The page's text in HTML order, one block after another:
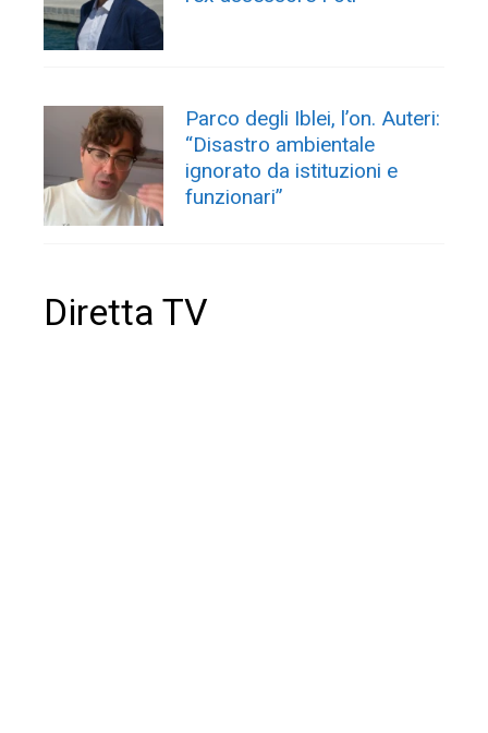
Parco degli Iblei, l’on. Auteri:
“Disastro ambientale
ignorato da istituzioni e
funzionari”
Diretta TV